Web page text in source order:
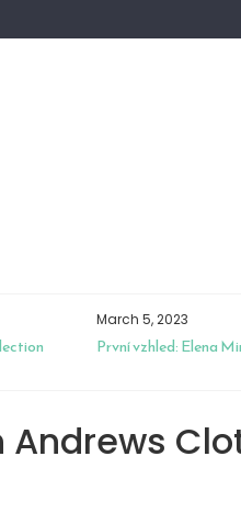
March 5, 2023
První vzhled: Elena